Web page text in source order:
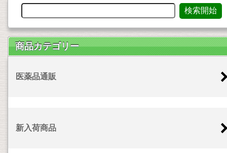
商品カテゴリー
医薬品通販
新入荷商品